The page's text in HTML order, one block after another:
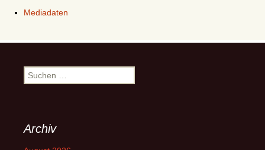
Mediadaten
Suchen
nach:
Archiv